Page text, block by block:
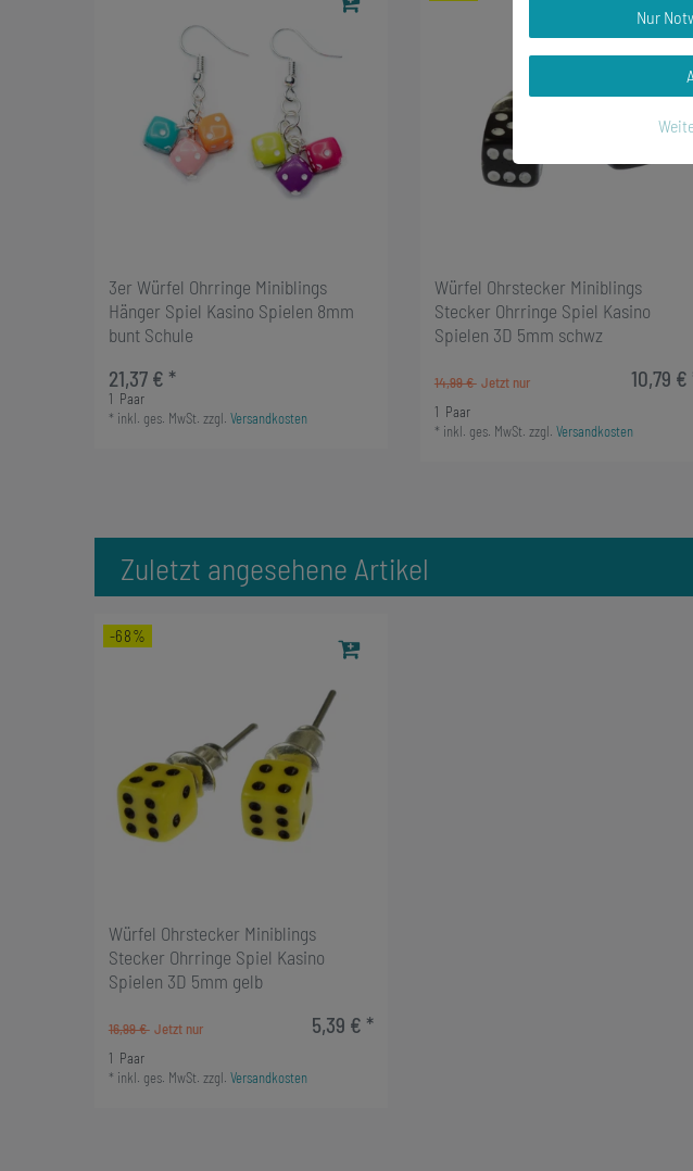
3er Würfel Ohrringe Miniblings
Hänger Spiel Kasino Spielen 8mm
bunt Schule
21,37 € *
1 Paar
* inkl. ges. MwSt. zzgl. Versandkosten
Würfel Ohrstecker Miniblings
Stecker Ohrringe Spiel Kasino
Spielen 3D 5mm schwz
14,99 € 10,79 €
1 Paar
* inkl. ges. MwSt. zzgl. Versandkosten
Zuletzt angesehene Artikel
-68%
Würfel Ohrstecker Miniblings
Stecker Ohrringe Spiel Kasino
Spielen 3D 5mm gelb
16,99 € 5,39 € *
1 Paar
* inkl. ges. MwSt. zzgl. Versandkosten
Nur